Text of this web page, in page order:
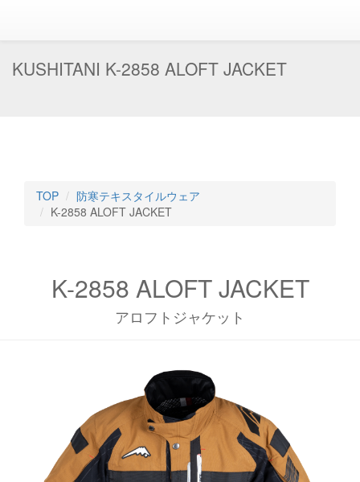
KUSHITANI K-2858 ALOFT JACKET
TOP
防寒テキスタイルウェア
K-2858 ALOFT JACKET
K-2858 ALOFT JACKET
アロフトジャケット